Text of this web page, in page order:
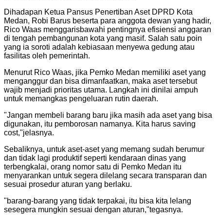
Dihadapan Ketua Pansus Penertiban Aset DPRD Kota
Medan, Robi Barus beserta para anggota dewan yang hadir,
Rico Waas menggarisbawahi pentingnya efisiensi anggaran
di tengah pembangunan kota yang masif. Salah satu poin
yang ia soroti adalah kebiasaan menyewa gedung atau
fasilitas oleh pemerintah.
​Menurut Rico Waas, jika Pemko Medan memiliki aset yang
menganggur dan bisa dimanfaatkan, maka aset tersebut
wajib menjadi prioritas utama. Langkah ini dinilai ampuh
untuk memangkas pengeluaran rutin daerah.
"Jangan membeli barang baru jika masih ada aset yang bisa
digunakan, itu pemborosan namanya. Kita harus saving
cost,"jelasnya.
​Sebaliknya, untuk aset-aset yang memang sudah berumur
dan tidak lagi produktif seperti kendaraan dinas yang
terbengkalai, orang nomor satu di Pemko Medan itu
menyarankan untuk segera dilelang secara transparan dan
sesuai prosedur aturan yang berlaku.
"barang-barang yang tidak terpakai, itu bisa kita lelang
sesegera mungkin sesuai dengan aturan,"tegasnya.